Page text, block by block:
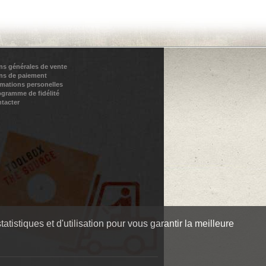
générales de vente
de paiement
personelles
de fidélité
et d'utilisation pour vous garantir la meilleure